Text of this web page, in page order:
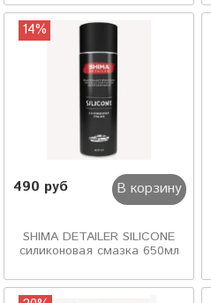
14%
490 руб В корзину
SHIMA DETAILER SILICONE
силиконовая смазка 650мл